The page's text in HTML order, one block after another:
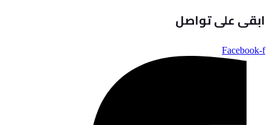
ابقى على تواصل
Facebook-f